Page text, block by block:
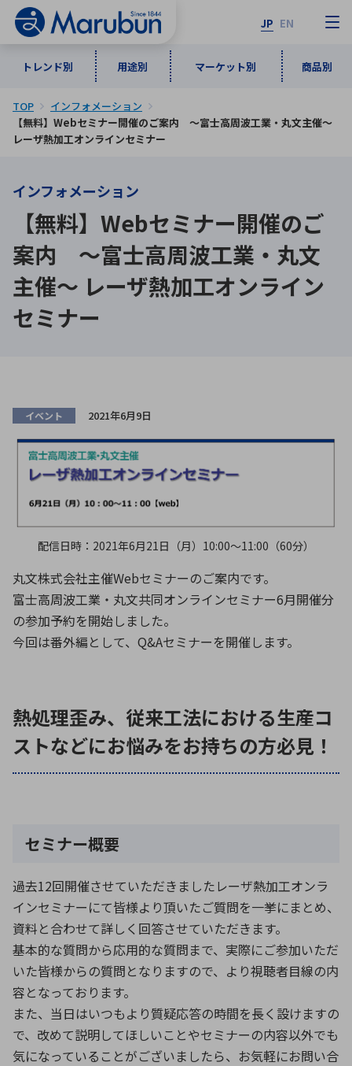
JP EN
トレンド別 用途別 マーケット別 商品別
トレンド別
5G・Local 5G
データセンタ・クラウド
ミリ波レーダー
用途別
監視・セキュリティ
接着・接合
製品製造・加工
照射
環境構築・開発システム
マーケット別
自動車
情報通信 宇宙・防衛
商品別
半導体・電子部品
計測・測定・表示機器 検査・分析機器
レーザー・光学部品 組込コンピュータ
特定用途向け・その他 サービス
医療機器
メーカ一覧
あ行 か行 さ行
た行
は行 ま行
や行
アルファベット順
I
J
M
N
Q
R S
Y
Z
検索
TOP
インフォメーション
【無料】Webセミナー開催のご案内 〜富士高周波工業・丸文主催〜
レーザ熱加工オンラインセミナー
インフォメーション
【無料】Webセミナー開催のご
案内 〜富士高周波工業・丸文
主催〜 レーザ熱加工オンライン
セミナー
イベント 2021年6月9日
配信日時：2021年6月21日（月）10:00～11:00（60分）
丸文株式会社主催Webセミナーのご案内です。
富士高周波工業・丸文共同オンラインセミナー6月開催分
の参加予約を開始しました。
今回は番外編として、Q&Aセミナーを開催します。
熱処理歪み、従来工法における生産コ
ストなどにお悩みをお持ちの方必見！
セミナー概要
過去12回開催させていただきましたレーザ熱加工オンラ
インセミナーにて皆様より頂いたご質問を一挙にまとめ、
資料と合わせて詳しく回答させていただきます。
基本的な質問から応用的な質問まで、実際にご参加いただ
いた皆様からの質問となりますので、より視聴者目線の内
容となっております。
また、当日はいつもより質疑応答の時間を長く設けますの
で、改めて説明してほしいことやセミナーの内容以外でも
気になっていることがございましたら、お気軽にお問い合